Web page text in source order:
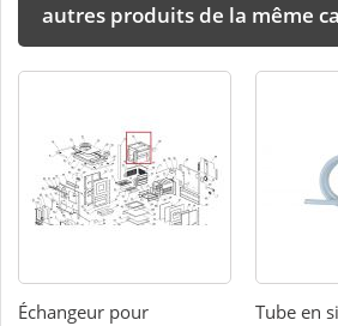
autres produits de la même
Échangeur pour
Tube en